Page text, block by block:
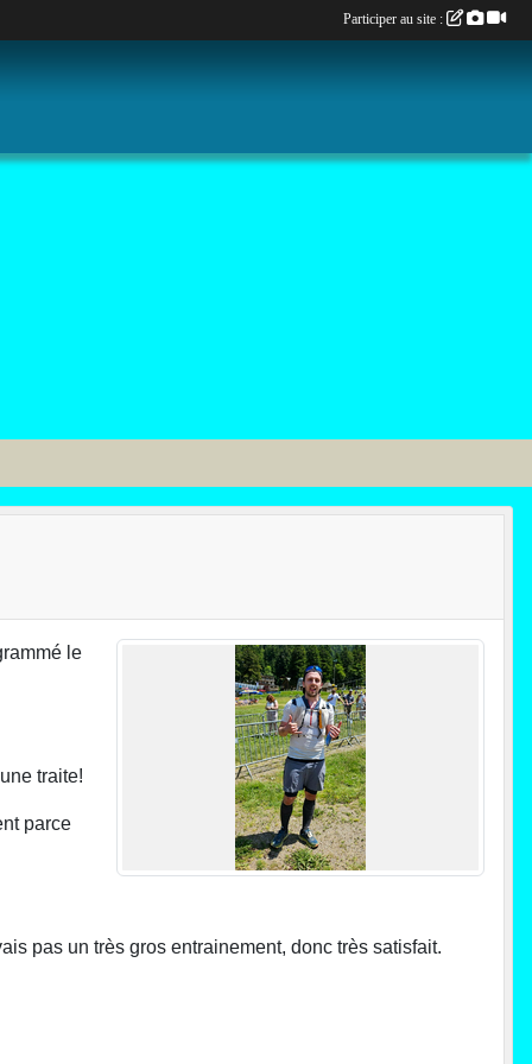
le
traite!
parce
pas un très gros entrainement, donc très satisfait.
Participer au site :